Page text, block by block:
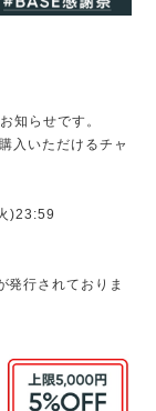
知らせです。
入いただけるチャ
)23:59
発行されておりま